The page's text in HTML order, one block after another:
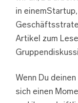
in
Artikel zum
Wenn Du
sich einen